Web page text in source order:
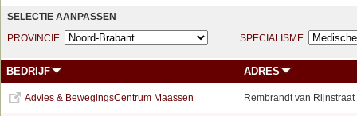
SELECTIE AANPASSEN
PROVINCIE
SPECIALISME
BEDRIJF ADRES
Advies & BewegingsCentrum Maassen Rembrandt van Rijnstraat